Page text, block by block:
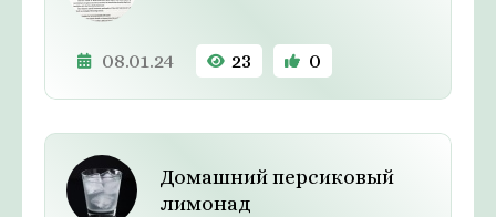
08.01.24 23 0
Домашний персиковый
лимонад